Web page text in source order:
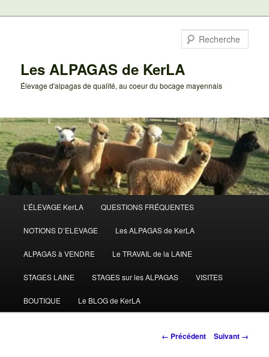
Les ALPAGAS de KerLA
Élevage d'alpagas de qualité, au coeur du bocage mayennais
principal
L’ÉLEVAGE KerLA QUESTIONS FRÉQUENTES
NOTIONS D’ELEVAGE Les ALPAGAS de KerLA
ALPAGAS à VENDRE Le TRAVAIL de la LAINE
STAGES LAINE STAGES sur les ALPAGAS VISITES
BOUTIQUE Le BLOG de KerLA
Navigation
← Précédent Suivant →